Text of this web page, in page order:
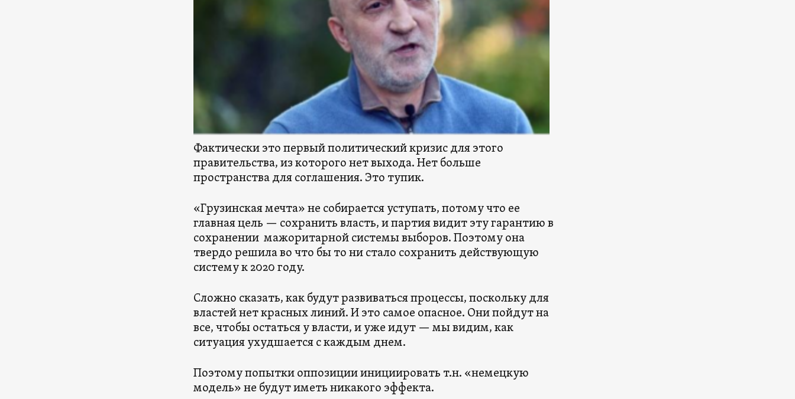
Фактически это первый политический кризис для этого
правительства, из которого нет выхода. Нет больше
пространства для соглашения. Это тупик.
«Грузинская мечта» не собирается уступать, потому что ее
главная цель — сохранить власть, и партия видит эту гарантию в
сохранении мажоритарной системы выборов. Поэтому она
твердо решила во что бы то ни стало сохранить действующую
систему к 2020 году.
Сложно сказать, как будут развиваться процессы, поскольку для
властей нет красных линий. И это самое опасное. Они пойдут на
все, чтобы остаться у власти, и уже идут — мы видим, как
ситуация ухудшается с каждым днем.
Поэтому попытки оппозиции инициировать т.н. «немецкую
модель» не будут иметь никакого эффекта.